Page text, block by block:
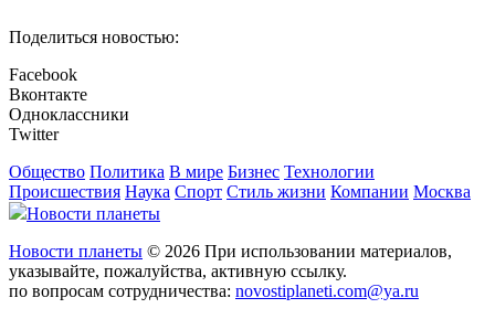
Поделиться новостью:
Facebook
Вконтакте
Одноклассники
Twitter
Общество Политика В мире Бизнес Технологии
Происшествия Наука Спорт Стиль жизни Компании Москва
Новости планеты
Новости планеты © 2026 При использовании материалов,
указывайте, пожалуйства, активную ссылку.
по вопросам сотрудничества: novostiplaneti.com@ya.ru